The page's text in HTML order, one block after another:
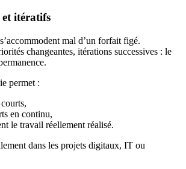
et itératifs
mal d’un forfait figé.
changeantes, itérations successives : le
permet :
en continu,
le travail réellement réalisé.
dans les projets digitaux, IT ou